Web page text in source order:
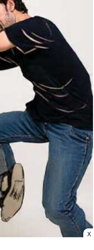
X